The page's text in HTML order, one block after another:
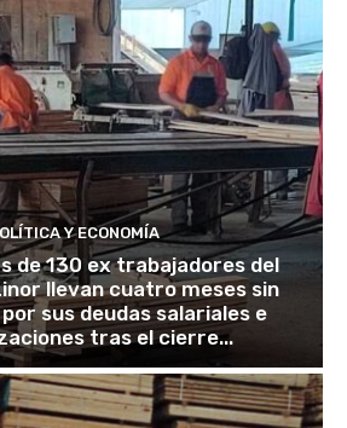
Y ECONOMÍA
de 130 ex trabajadores del
llevan cuatro meses sin
sus deudas salariales e
tras el cierre...